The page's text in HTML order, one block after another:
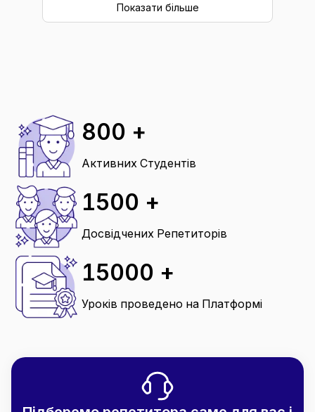
Показати більше
800 +
Активних Студентів
1500 +
Досвідчених Репетиторів
15000 +
Уроків проведено на Платформі